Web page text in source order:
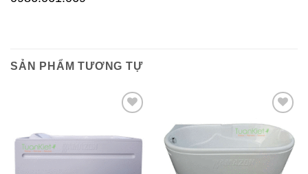
SẢN PHẨM TƯƠNG TỰ
Add to
wishlist